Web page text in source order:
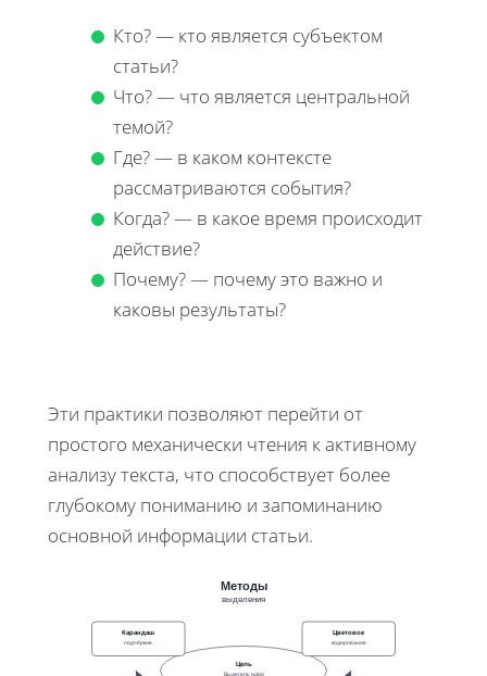
Кто? — кто является субъектом
статьи?
Что? — что является центральной
темой?
Где? — в каком контексте
рассматриваются события?
Когда? — в какое время происходит
действие?
Почему? — почему это важно и
каковы результаты?
Эти практики позволяют перейти от
простого механически чтения к активному
анализу текста, что способствует более
глубокому пониманию и запоминанию
основной информации статьи.
Методы
выделения
Цель
Выделить ядро
Карандаш
подчёркив.
Цветовое
кодирование